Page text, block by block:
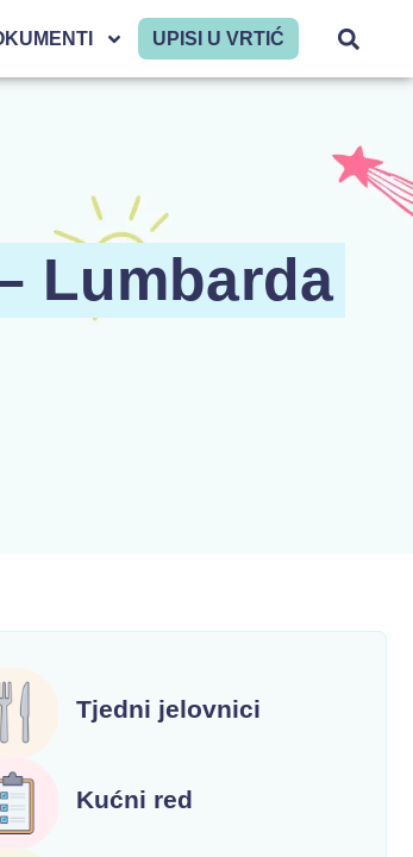
UPISI U VRTIĆ
Lumbarda
Tjedni jelovnici
Kućni red